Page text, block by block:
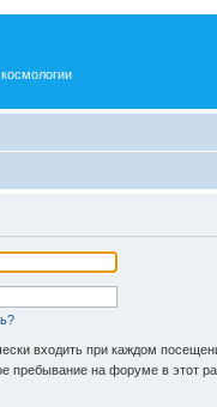
входить при каждом
пребывание на форуме в этот